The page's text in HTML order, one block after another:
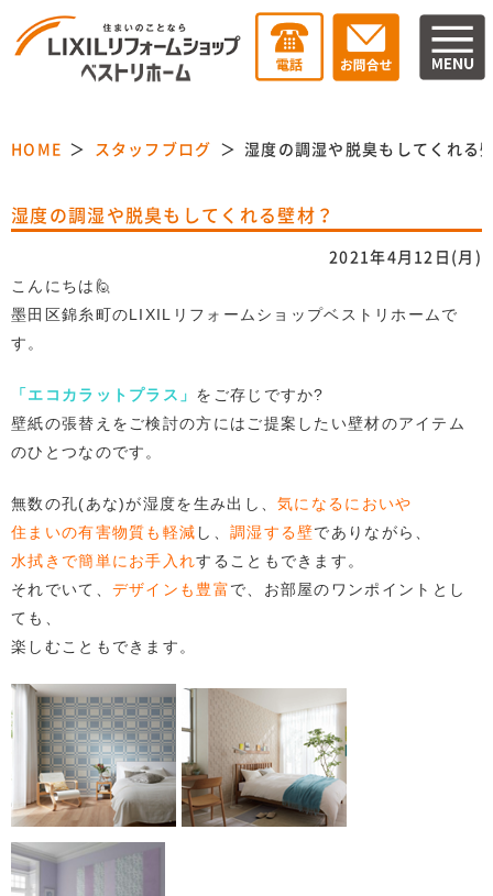
HOME スタッフブログ 湿度の調湿や脱臭もしてくれる
湿度の調湿や脱臭もしてくれる壁材？
2021年4月12日(月)
こんにちは🙋
墨田区錦糸町のLIXILリフォームショップベストリホームで
す。
「エコカラットプラス」 をご存じですか?
壁紙の張替えをご検討の方にはご提案したい壁材のアイテム
のひとつなのです。
無数の孔(あな)が湿度を生み出し、気になるにおいや
住まいの有害物質も軽減 し、 調湿する壁でありながら、
水拭きで簡単にお手入れすることもできます。
それでいて、 デザインも豊富で、お部屋のワンポイントとし
ても、
楽しむこともできます。